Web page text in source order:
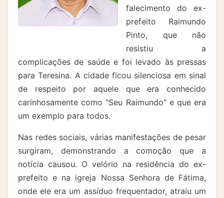
falecimento do ex-
prefeito Raimundo
Pinto, que não
resistiu a
complicações de saúde e foi levado às pressas
para Teresina. A cidade ficou silenciosa em sinal
de respeito por aquele que era conhecido
carinhosamente como "Seu Raimundo" e que era
um exemplo para todos.
Nas redes sociais, várias manifestações de pesar
surgiram, demonstrando a comoção que a
notícia causou. O velório na residência do ex-
prefeito e na igreja Nossa Senhora de Fátima,
onde ele era um assíduo frequentador, atraiu um